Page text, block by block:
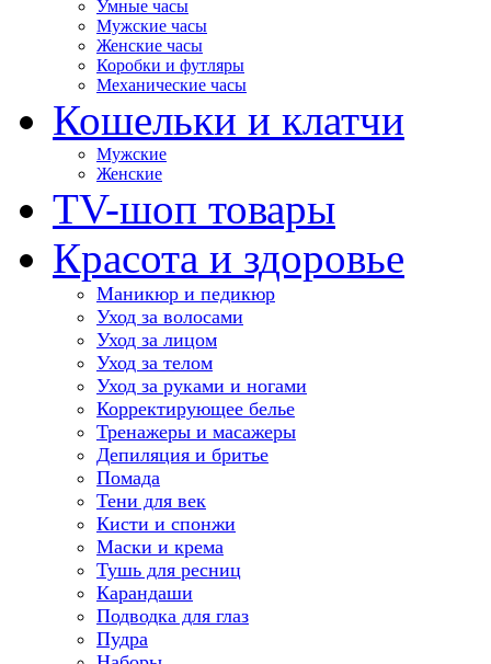
Умные часы
Мужские часы
Женские часы
Коробки и футляры
Механические часы
Кошельки и клатчи
Мужские
Женские
TV-шоп товары
Красота и здоровье
Маникюр и педикюр
Уход за волосами
Уход за лицом
Уход за телом
Уход за руками и ногами
Корректирующее белье
Тренажеры и масажеры
Депиляция и бритье
Помада
Тени для век
Кисти и спонжи
Маски и крема
Тушь для ресниц
Карандаши
Подводка для глаз
Пудра